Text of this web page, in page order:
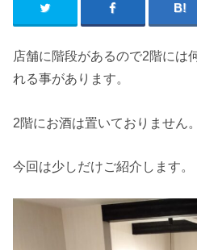
店舗に階段があるので2階には
れる事があります。
2階にお酒は置いておりません。
今回は少しだけご紹介します。